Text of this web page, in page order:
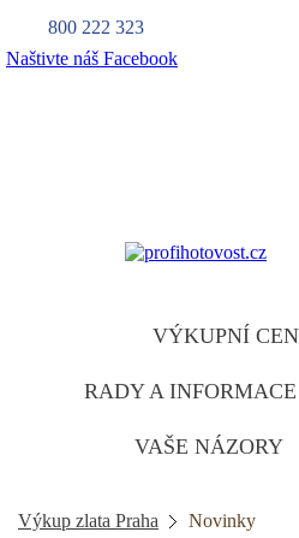
800 222 323
Naštivte náš Facebook
VÝKUPNÍ
RADY A INFORMACE
VAŠE NÁZORY
Výkup zlata Praha Novinky